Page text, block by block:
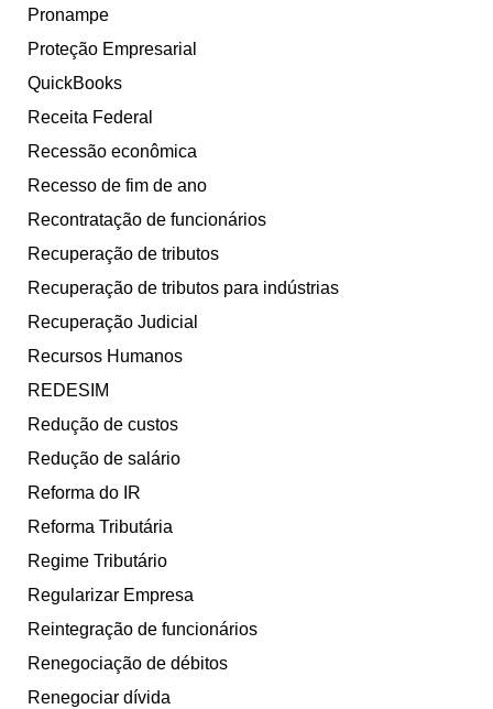
Pronampe
Proteção Empresarial
QuickBooks
Receita Federal
Recessão econômica
Recesso de fim de ano
Recontratação de funcionários
Recuperação de tributos
Recuperação de tributos para indústrias
Recuperação Judicial
Recursos Humanos
REDESIM
Redução de custos
Redução de salário
Reforma do IR
Reforma Tributária
Regime Tributário
Regularizar Empresa
Reintegração de funcionários
Renegociação de débitos
Renegociar dívida